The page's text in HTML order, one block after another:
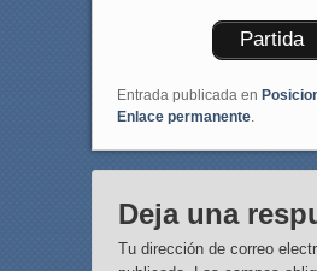
Partida
Entrada publicada en
Enlace permanente.
Deja una
Tu dirección de correo